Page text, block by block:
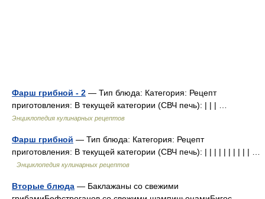
Фарш грибной - 2 — Тип блюда: Категория: Рецепт
приготовления: В текущей категории (СВЧ печь): | | | …
Энциклопедия кулинарных рецептов
Фарш грибной — Тип блюда: Категория: Рецепт
приготовления: В текущей категории (СВЧ печь): | | | | | | | | | | …
Энциклопедия кулинарных рецептов
Вторые блюда — Баклажаны со свежими